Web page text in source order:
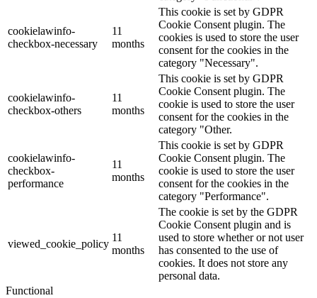
cookielawinfo-
checkbox-necessary
11
months
This cookie is set by GDPR
Cookie Consent plugin. The
cookies is used to store the user
consent for the cookies in the
category "Necessary".
cookielawinfo-
checkbox-others
11
months
This cookie is set by GDPR
Cookie Consent plugin. The
cookie is used to store the user
consent for the cookies in the
category "Other.
cookielawinfo-
checkbox-
performance
11
months
This cookie is set by GDPR
Cookie Consent plugin. The
cookie is used to store the user
consent for the cookies in the
category "Performance".
viewed_cookie_policy
11
months
The cookie is set by the GDPR
Cookie Consent plugin and is
used to store whether or not user
has consented to the use of
cookies. It does not store any
personal data.
Functional